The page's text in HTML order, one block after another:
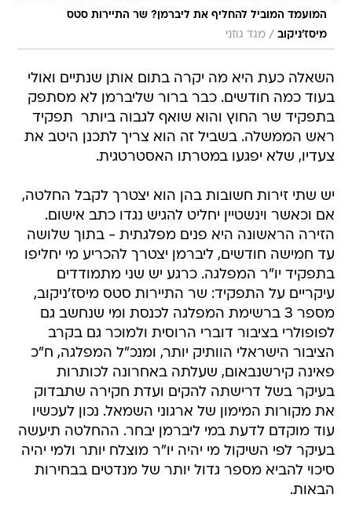
המועמד המוביל להחליף את ליברמן? שר התיירות סטס
מיסז'ניקוב / מגד גוזני
השאלה כעת היא מה יקרה בתום אותן שנתיים ואולי
בעוד כמה חודשים. כבר ברור שליברמן לא מסתפק
בתפקיד שר החוץ והוא שואף לגבוה ביותר  תפקיד
ראש הממשלה. בשביל זה הוא צריך לתכנן היטב את
צעדיו, שלא יפגעו במטרתו האסטרטגית.
יש שתי זירות חשובות בהן הוא יצטרך לקבל החלטה,
אם וכאשר וינשטיין יחליט להגיש נגדו כתב אישום.
הזירה הראשונה היא פנים מפלגתית - בתוך שלושה
עד חמישה חודשים, ליברמן יצטרך להכריע מי יחליפו
בתפקיד יו"ר המפלגה. כרגע יש שני מתמודדים
עיקריים על התפקיד: שר התיירות סטס מיסז'ניקוב,
מספר 3 ברשימת המפלגה לכנסת ומי שנחשב גם
לפופולרי בציבור דוברי הרוסית ולמוכר גם בקרב
הציבור הישראלי הוותיק יותר, ומנכ"ל המפלגה, ח"כ
פאינה קירשנבאום, שעלתה באחרונה לכותרות
בעיקר בשל דרישתה להקים ועדת חקירה שתבדוק
את מקורות המימון של ארגוני השמאל. נכון לעכשיו
עוד מוקדם לדעת במי ליברמן יבחר. ההחלטה תיעשה
בעיקר לפי השיקול מי יהיה יו"ר מוצלח יותר ולמי יהיה
סיכוי להביא מספר גדול יותר של מנדטים בבחירות
הבאות.